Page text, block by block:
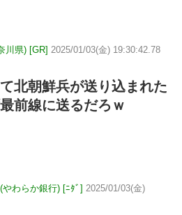
川県) [GR] 2025/01/03(金) 19:30:42.78
北朝鮮兵が送り込まれた
前線に送るだろｗ
わらか銀行) [ﾆﾀﾞ] 2025/01/03(金)